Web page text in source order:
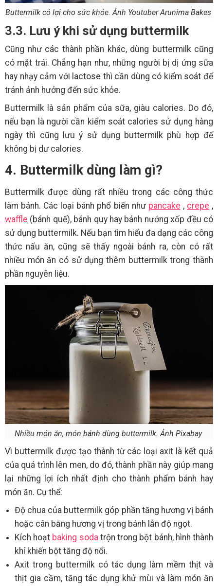
Buttermilk có lợi cho sức khỏe. Ảnh Youtuber Arunima Bakes
3.3. Lưu ý khi sử dụng buttermilk
Cũng như các thành phần khác, dùng buttermilk cũng
có mặt trái. Chẳng hạn như, những người bị dị ứng sữa
hay nhạy cảm với lactose thì cần dùng có kiểm soát để
tránh ảnh hưởng đến sức khỏe.
Buttermilk là sản phẩm của sữa, giàu calories. Do đó,
nếu bạn là người cần kiểm soát calories sử dụng hàng
ngày thì cũng lưu ý sử dụng buttermilk phù hợp để
không bị dư calories.
4. Buttermilk dùng làm gì?
Buttermilk được dùng rất nhiều trong các công thức
làm bánh. Các loại bánh phổ biến như pancake , crepe ,
waffle (bánh quế), bánh quy hay bánh nướng xốp đều có
sử dụng buttermilk. Nếu bạn tìm hiểu đa dạng các công
thức nấu ăn, cũng sẽ thấy ngoài bánh ra, còn có rất
nhiều món ăn có sử dụng thêm buttermilk trong thành
phần nguyên liệu.
Nhiều món ăn, món bánh dùng buttermilk. Ảnh Pixabay
Vì buttermilk được tạo thành từ các loại axit là kết quả
của quá trình lên men, do đó, thành phần này giúp mang
lại những lợi ích nhất định cho thành phẩm bánh hay
món ăn. Cụ thể:
Độ chua của buttermilk góp phần tăng hương vị bánh
hoặc cân bằng hương vị trong bánh lẫn độ ngọt.
Kích hoạt baking soda trộn trong bột bánh, hình thành
khí khiến bột tăng độ nổi.
Axit trong buttermilk có tác dụng làm mềm thịt và
thịt gia cầm, tăng tác dụng khử mùi và làm món ăn